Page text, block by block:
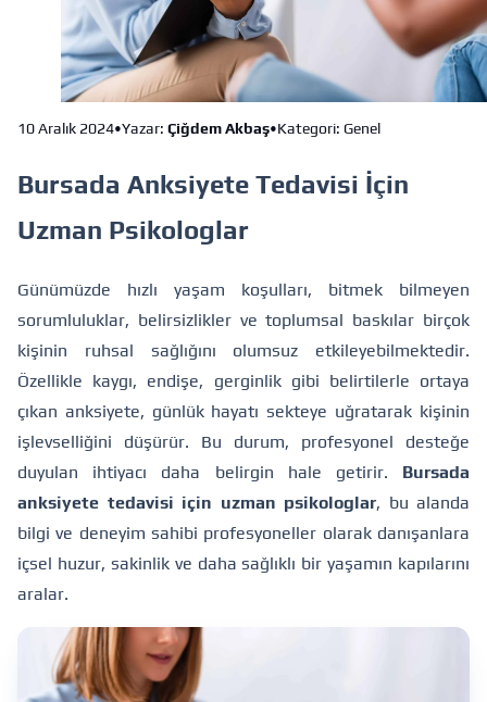
10 Aralık 2024•Yazar: Çiğdem Akbaş•Kategori: Genel
Bursada Anksiyete Tedavisi İçin
Uzman Psikologlar
Günümüzde hızlı yaşam koşulları, bitmek bilmeyen
sorumluluklar, belirsizlikler ve toplumsal baskılar birçok
kişinin ruhsal sağlığını olumsuz etkileyebilmektedir.
Özellikle kaygı, endişe, gerginlik gibi belirtilerle ortaya
çıkan anksiyete, günlük hayatı sekteye uğratarak kişinin
işlevselliğini düşürür. Bu durum, profesyonel desteğe
duyulan ihtiyacı daha belirgin hale getirir. Bursada
anksiyete tedavisi için uzman psikologlar, bu alanda
bilgi ve deneyim sahibi profesyoneller olarak danışanlara
içsel huzur, sakinlik ve daha sağlıklı bir yaşamın kapılarını
aralar.